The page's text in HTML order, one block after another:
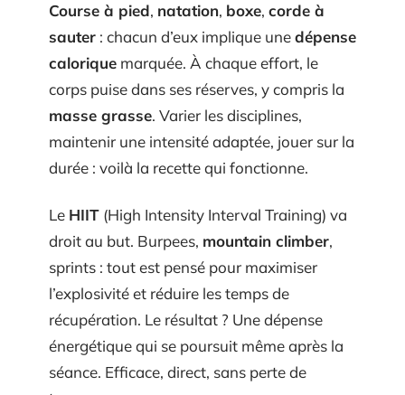
Course à pied, natation, boxe, corde à
sauter : chacun d’eux implique unedépense
calorique marquée. À chaque effort, le
corps puise dans ses réserves, y compris la
masse grasse. Varier les disciplines,
maintenir une intensité adaptée, jouer sur la
durée : voilà la recette qui fonctionne.
Le HIIT (High Intensity Interval Training) va
droit au but. Burpees, mountain climber,
sprints : tout est pensé pour maximiser
l’explosivité et réduire les temps de
récupération. Le résultat ? Une dépense
énergétique qui se poursuit même après la
séance. Efficace, direct, sans perte de